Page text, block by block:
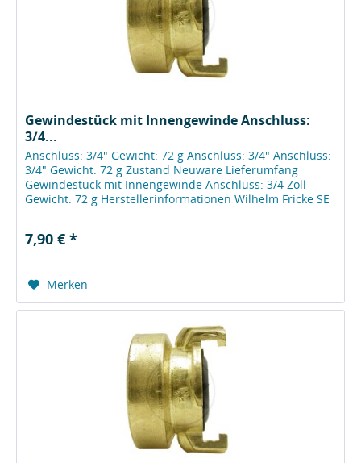
Gewindestück mit Innengewinde Anschluss:
3/4...
Anschluss: 3/4" Gewicht: 72 g Anschluss: 3/4" Anschluss:
3/4" Gewicht: 72 g Zustand Neuware Lieferumfang
Gewindestück mit Innengewinde Anschluss: 3/4 Zoll
Gewicht: 72 g Herstellerinformationen Wilhelm Fricke SE
7,90 € *
Merken